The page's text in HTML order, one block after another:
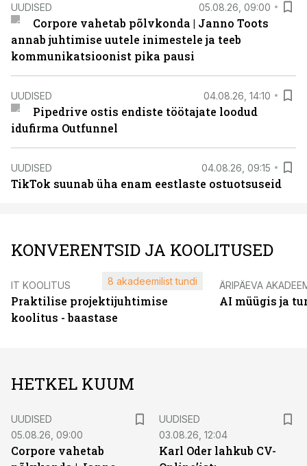
UUDISED 05.08.26, 09:00
Corpore vahetab põlvkonda | Janno Toots
annab juhtimise uutele inimestele ja teeb
kommunikatsioonist pika pausi
UUDISED 04.08.26, 14:10
Pipedrive ostis endiste töötajate loodud
idufirma Outfunnel
UUDISED 04.08.26, 09:15
TikTok suunab üha enam eestlaste ostuotsuseid
KONVERENTSID JA KOOLITUSED
IT KOOLITUS
Praktilise projektijuhtimise
koolitus - baastase
8 akadeemilist tundi ÄRIPÄEVA
AI müügis ja
HETKEL KUUM
UUDISED
05.08.26, 09:00
Corpore vahetab
UUDISED
03.08.26, 12:04
Karl Oder lahkub CV-